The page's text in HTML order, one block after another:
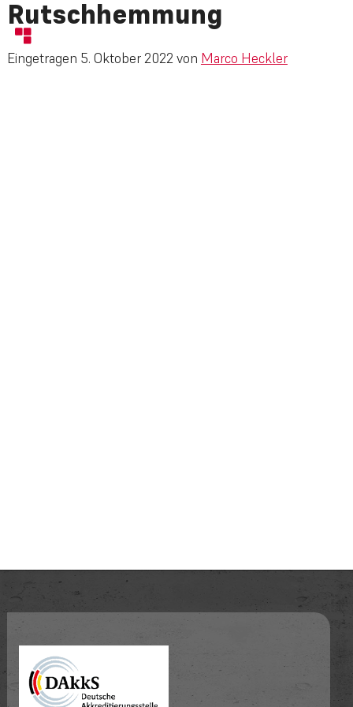
Rutschhemmung
Eingetragen 5. Oktober 2022von Marco Heckler